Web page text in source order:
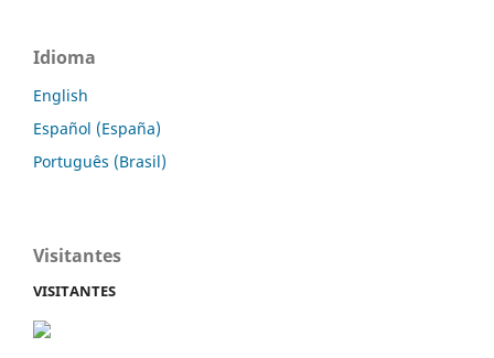
Idioma
English
Español (España)
Português (Brasil)
Visitantes
VISITANTES